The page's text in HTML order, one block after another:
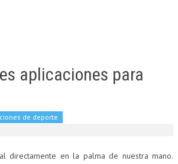
aplicaciones para
de deporte
directamente en la palma de nuestra mano.